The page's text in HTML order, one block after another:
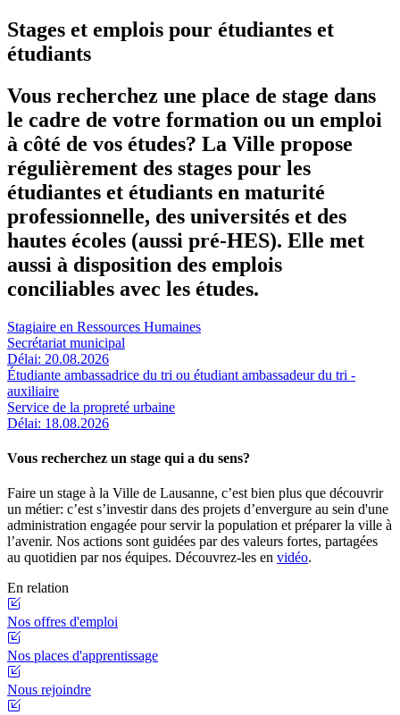
Stages et emplois pour étudiantes et
étudiants
Vous recherchez une place de stage dans
le cadre de votre formation ou un emploi
à côté de vos études? La Ville propose
régulièrement des stages pour les
étudiantes et étudiants en maturité
professionnelle, des universités et des
hautes écoles (aussi pré-HES). Elle met
aussi à disposition des emplois
conciliables avec les études.
Stagiaire en Ressources Humaines
Secrétariat municipal
Délai: 20.08.2026
Étudiante ambassadrice du tri ou étudiant ambassadeur du tri -
auxiliaire
Service de la propreté urbaine
Délai: 18.08.2026
Vous recherchez un stage qui a du sens?
Faire un stage à la Ville de Lausanne, c’est bien plus que découvrir
un métier: c’est s’investir dans des projets d’envergure au sein d'une
administration engagée pour servir la population et préparer la ville à
l’avenir. Nos actions sont guidées par des valeurs fortes, partagées
au quotidien par nos équipes. Découvrez-les en vidéo.
En relation
Nos offres d'emploi
Nos places d'apprentissage
Nous rejoindre